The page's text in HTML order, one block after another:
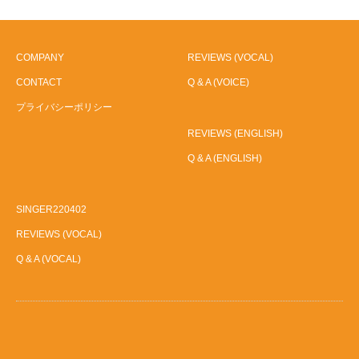
COMPANY
CONTACT
プライバシーポリシー
REVIEWS (VOCAL)
Q & A (VOICE)
REVIEWS (ENGLISH)
Q & A (ENGLISH)
SINGER220402
REVIEWS (VOCAL)
Q & A (VOCAL)